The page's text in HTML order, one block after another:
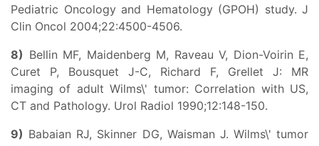
Pediatric Oncology and Hematology (GPOH) study. J
Clin Oncol 2004;22:4500-4506.
8) Bellin MF, Maidenberg M, Raveau V, Dion-Voirin E,
Curet P, Bousquet J-C, Richard F, Grellet J: MR
imaging of adult Wilms\' tumor: Correlation with US,
CT and Pathology. Urol Radiol 1990;12:148-150.
9) Babaian RJ, Skinner DG, Waisman J. Wilms\' tumor